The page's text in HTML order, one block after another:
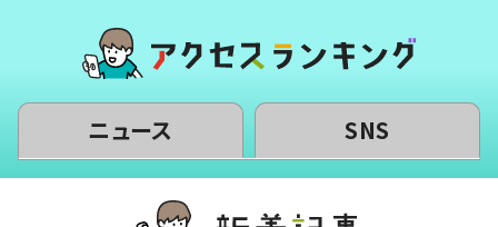
ニュース SNS